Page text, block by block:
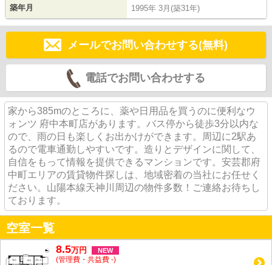
築年月 1995年 3月(築31年)
メールでお問い合わせする(無料)
電話でお問い合わせする
家から385mのところに、薬や日用品を買うのに便利なウ
ォンツ 府中本町店があります。バス停から徒歩3分以内な
ので、雨の日も楽しくお出かけができます。周辺に2駅あ
るので電車通勤しやすいです。造りとデザインに関して、
自信をもって情報を提供できるマンションです。安芸郡府
中町エリアの賃貸物件探しは、地域密着の当社にお任せく
ださい。山陽本線天神川周辺の物件多数！ご連絡お待ちし
ております。
空室一覧
8.5万円 NEW
(管理費・共益費 -)